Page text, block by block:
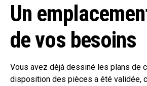
Un
de vos besoins
Vous avez déjà dessiné les plans de
disposition des pièces a été validée,